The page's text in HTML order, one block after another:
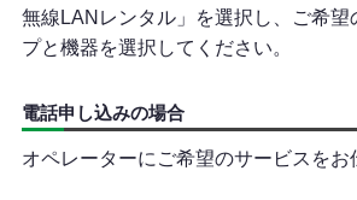
無線LANレンタル」を選択し、ご希望
プと機器を選択してください。
電話申し込みの場合
オペレーターにご希望のサービスをお